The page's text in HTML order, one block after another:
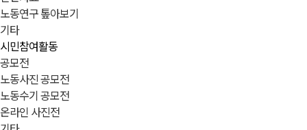
노동연구 톺아보기
기타
시민참여활동
공모전
노동사진 공모전
노동수기 공모전
온라인 사진전